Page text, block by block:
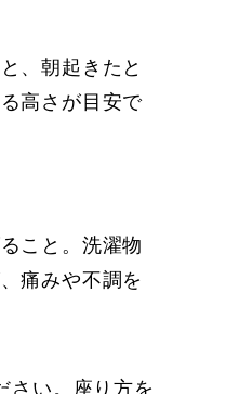
、朝起きたと
高さが目安で
こと。洗濯物
痛みや不調を
さい。座り方を